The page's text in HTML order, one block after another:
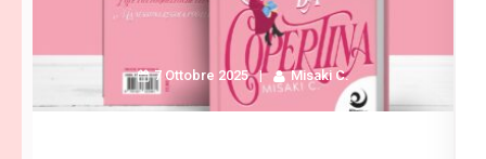
7 Ottobre 2025 Misaki C.